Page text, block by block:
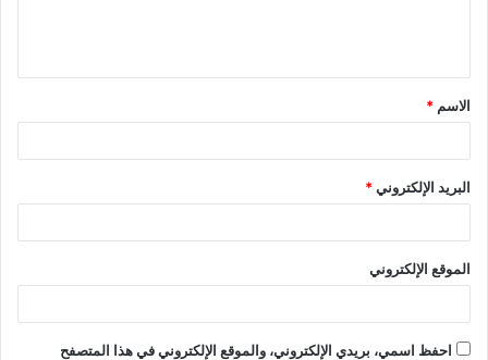
ق
*
الاسم *
البريد الإلكتروني*
الموقع الإلكتروني
احفظ اسمي، بريدي الإلكتروني، والموقع الإلكتروني في هذا المتصفح